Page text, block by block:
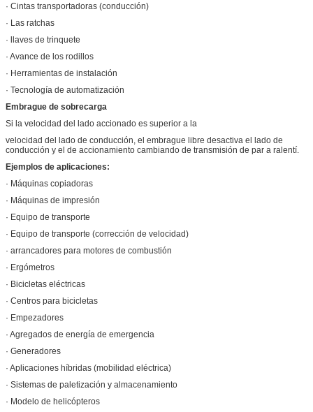
· Cintas transportadoras (conducción)
· Las ratchas
· llaves de trinquete
· Avance de los rodillos
· Herramientas de instalación
· Tecnología de automatización
Embrague de sobrecarga
Si la velocidad del lado accionado es superior a la
velocidad del lado de conducción, el embrague libre desactiva el lado de
conducción y el de accionamiento cambiando de transmisión de par a ralentí.
Ejemplos de aplicaciones:
· Máquinas copiadoras
· Máquinas de impresión
· Equipo de transporte
· Equipo de transporte (corrección de velocidad)
· arrancadores para motores de combustión
· Ergómetros
· Bicicletas eléctricas
· Centros para bicicletas
· Empezadores
· Agregados de energía de emergencia
· Generadores
· Aplicaciones híbridas (mobilidad eléctrica)
· Sistemas de paletización y almacenamiento
· Modelo de helicópteros